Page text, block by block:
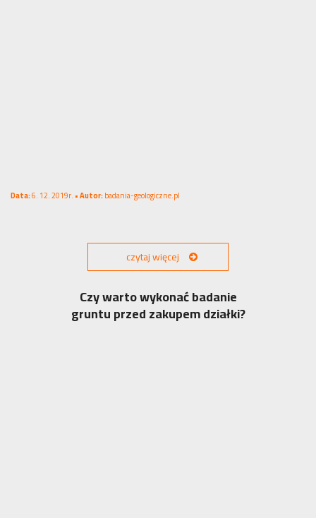
Data:6. 12. 2019r. •Autor:badania-geologiczne.pl
czytaj więcej
Czy warto wykonać badanie
gruntu przed zakupem działki?